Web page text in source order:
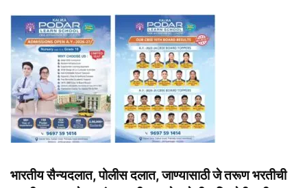
भारतीय सैन्यदलात, पोलीस दलात, जाण्यासाठी जे तरूण भरतीची